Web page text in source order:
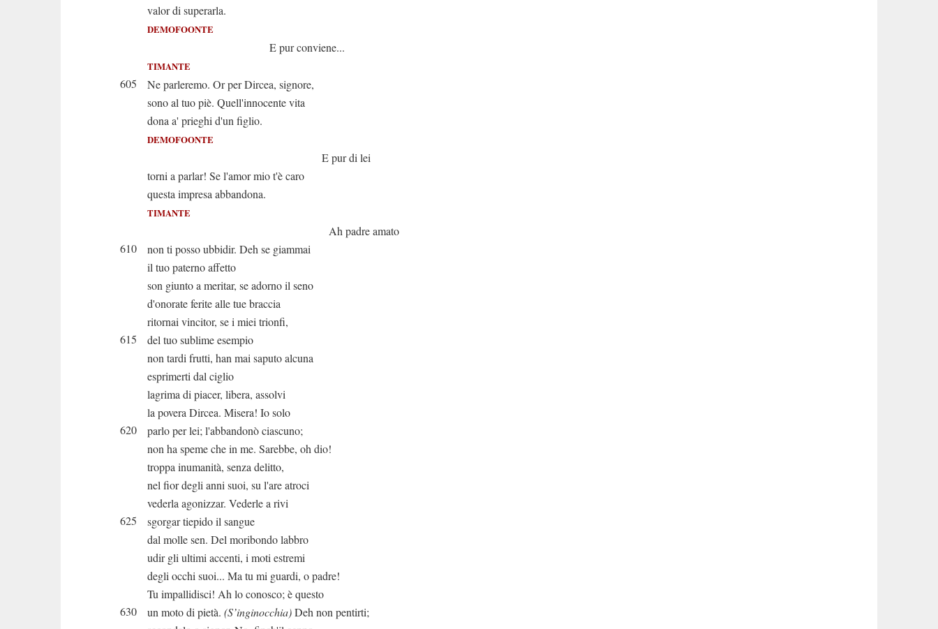
valor di superarla.
DEMOFOONTE
E pur conviene...
TIMANTE
605
Ne parleremo. Or per Dircea, signore,
sono al tuo piè. Quell'innocente vita
dona a' prieghi d'un figlio.
DEMOFOONTE
E pur di lei
torni a parlar! Se l'amor mio t'è caro
questa impresa abbandona.
TIMANTE
Ah padre amato
610
non ti posso ubbidir. Deh se giammai
il tuo paterno affetto
son giunto a meritar, se adorno il seno
d'onorate ferite alle tue braccia
ritornai vincitor, se i miei trionfi,
615
del tuo sublime esempio
non tardi frutti, han mai saputo alcuna
esprimerti dal ciglio
lagrima di piacer, libera, assolvi
la povera Dircea. Misera! Io solo
620
parlo per lei; l'abbandonò ciascuno;
non ha speme che in me. Sarebbe, oh dio!
troppa inumanità, senza delitto,
nel fior degli anni suoi, su l'are atroci
vederla agonizzar. Vederle a rivi
625
sgorgar tiepido il sangue
dal molle sen. Del moribondo labbro
udir gli ultimi accenti, i moti estremi
degli occhi suoi... Ma tu mi guardi, o padre!
Tu impallidisci! Ah lo conosco; è questo
630
un moto di pietà. (S’inginocchia)Deh non pentirti;